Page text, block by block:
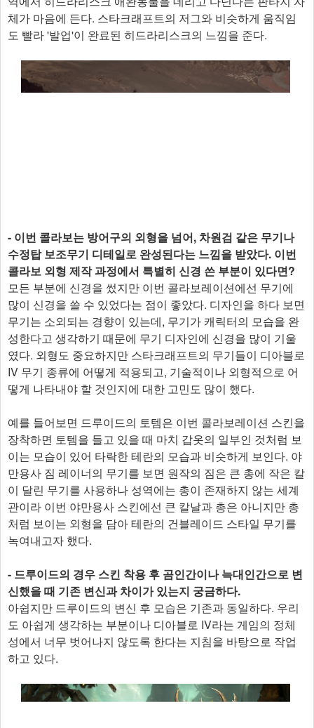
체가 마음에 든다. 스타크래프트의 저그와 비슷하게 움직임
도 빨라 '발업'이 완료된 히드라리스크의 느낌을 준다.
- 이번 콜라보는 방어구의 외형을 넘어, 차원검 같은 무기나
수정탑 보조무기 디테일로 완성된다는 느낌을 받았다. 이번
콜라보 외형 제작 과정에서 특별히 신경 쓴 부분이 있다면?
모든 부분에 신경을 썼지만 이번 콜라보레이션에선 무기에
많이 신경을 쓸 수 있었다는 점이 좋았다. 디자인을 하다 보면
무기는 소외되는 경향이 있는데, 무기가 캐릭터의 모습을 완
성한다고 생각하기 때문에 무기 디자인에 신경을 많이 기울
였다. 외형도 중요하지만 스타크래프트의 무기들이 디아블로
IV 무기 종류에 어떻게 적용되고, 기술적이나 외형적으로 어
떻게 나타내야 할 것인지에 대한 고민도 많이 했다.
예를 들어보면 드루이드의 토템은 이번 콜라보레이션 스킨을
장착하면 토템을 들고 있을 때 마치 갑옷의 일부인 것처럼 보
이는 모습이 있어 타락한 테란의 모습과 비슷하게 보인다. 야
만용사 짐 레이너의 무기를 보면 원작의 짐은 큰 총에 작은 칼
이 달린 무기를 사용하나 성역에는 총이 존재하지 않는 세계
관이라 이번 야만용사 스킨에선 큰 칼날과 총은 아니지만 총
처럼 보이는 외형을 담아 테란의 건블레이드 스타일 무기를
녹여내고자 했다.
- 드루이드의 경우 스킨 착용 후 곰인간이나 늑대인간으로 변
신했을 때 기존 변신과 차이가 있는지 궁금하다.
아쉽지만 드루이드의 변신 후 모습은 기존과 동일하다. 우리
도 아쉽게 생각하는 부분이나 디아블로 IV라는 게임의 정체
성에서 너무 벗어나지 않도록 한다는 지침을 바탕으로 작업
하고 있다.